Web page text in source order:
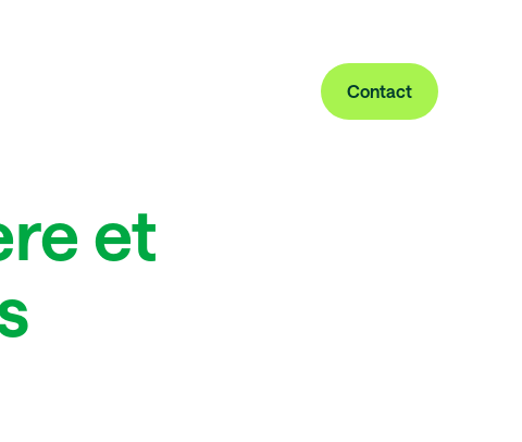
Contact
de l’eau
et